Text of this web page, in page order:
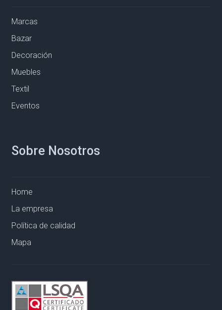
Marcas
Bazar
Decoración
Muebles
Textil
Eventos
Sobre Nosotros
Home
La empresa
Política de calidad
Mapa